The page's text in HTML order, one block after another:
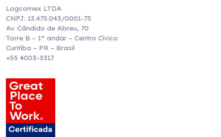
Logcomex LTDA
CNPJ: 13.475.043/0001-75
Av. Cândido de Abreu, 70
Torre B – 1° andar – Centro Cívico
Curitiba – PR – Brasil
+55 4003-3317